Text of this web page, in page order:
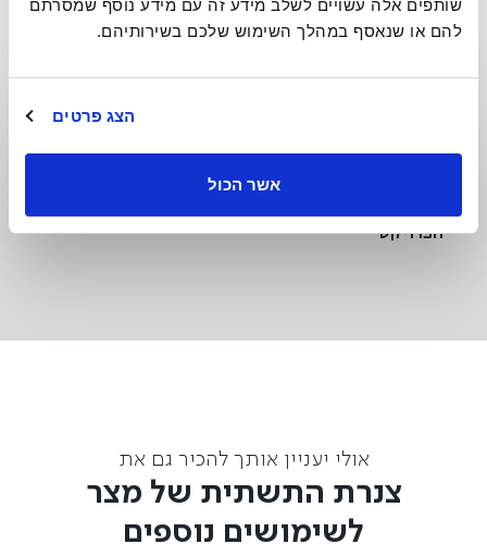
להם או שנאסף במהלך השימוש שלכם בשירותיהם.
הצג פרטים
אשר הכול
הפרויקט
אולי יעניין אותך להכיר גם את
צנרת התשתית של מצר
לשימושים נוספים